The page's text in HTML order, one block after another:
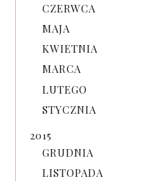
CZERWCA
MAJA
KWIETNIA
MARCA
LUTEGO
STYCZNIA
2015
GRUDNIA
LISTOPADA